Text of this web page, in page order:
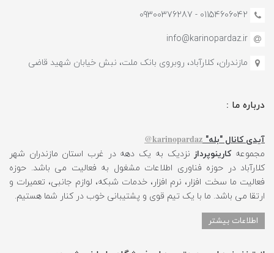
01154606042 - 09300376287
info@karinopardaz.ir
مازندران، کلارآباد، روبروی بانک ملت، نبش خیابان شهید قاضی
درباره ما :
آیدی کانال "بله" karinopardaz@
مجموعهکارینوپرداز نزدیک به یک دهه در غرب استان مازندران شهر
کلارآباد در حوزه فناوری اطلاعات مشغول به فعالیت می باشد. حوزه
فعالیت ما سخت افزار، نرم افزار، خدمات شبکه، لوازم جانبی، تعمیرات و
ارتقا می باشد. ما با یک تیم قوی و پشتیبانی خوب در کنار شما هستیم.
اطلاعات بیشتر